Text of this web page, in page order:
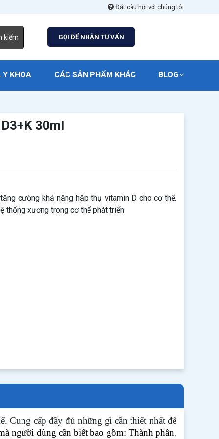
Đặt câu hỏi với chúng tôi
kiếm GỌI ĐỂ NHẬN TƯ VẤN
Y KHOA CÁC SẢN PHẨM KHÁC BLOG
30ml
cường khả năng hấp thụ vitamin D cho cơ thể.
thống xương trong cơ thể phát triển
Cung cấp đầy đủ những gì cần thiết nhất để
người dùng cần biết bao gồm: Thành phần,